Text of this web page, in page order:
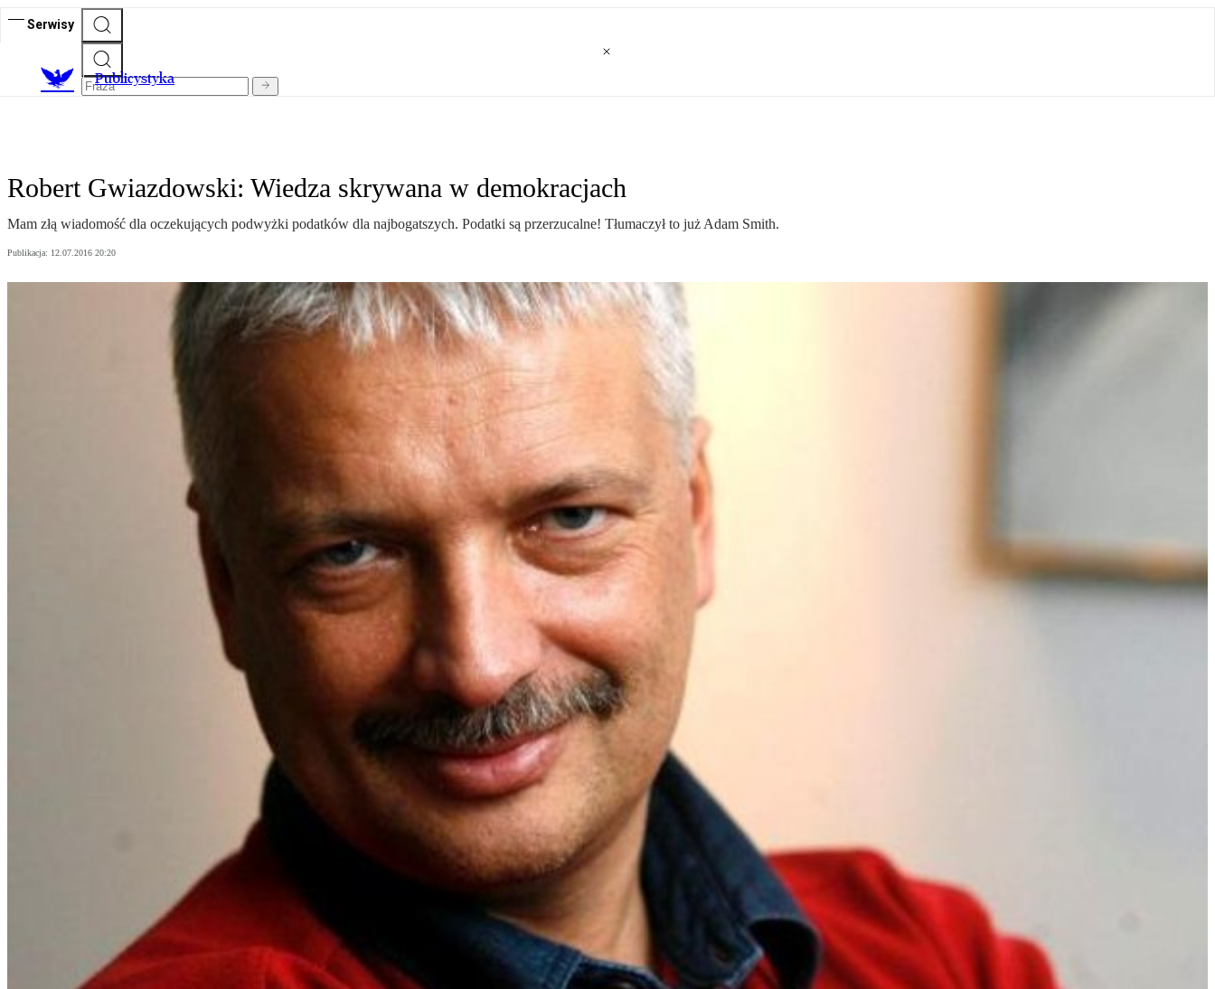
Serwisy
Publicystyka
Robert Gwiazdowski: Wiedza skrywana w demokracjach
Mam złą wiadomość dla oczekujących podwyżki podatków dla najbogatszych. Podatki są przerzucalne! Tłumaczył to już Adam Smith.
Publikacja: 12.07.2016 20:20